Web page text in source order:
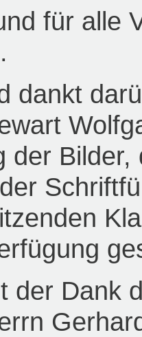
für alle
dankt
der
der Dank